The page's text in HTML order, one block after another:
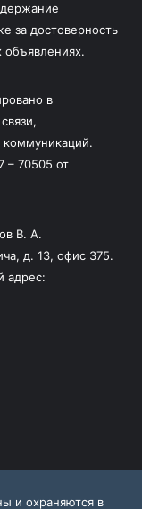
за достоверность
в
– 70505 от
В. А.
д. 13, офис 375.
адрес:
и охраняются в